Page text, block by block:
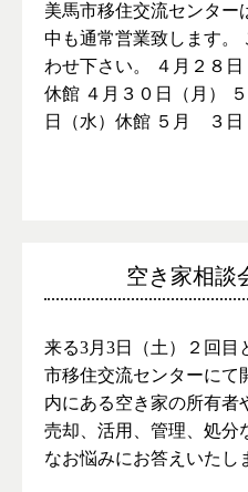
美馬市移住交流センター
中も通常営業致します。
わせ下さい。 ４月２８日
休館 ４月３０日（月）
日（水）休館 ５月 ３
空き家相談
来る3月3日（土）２回目
市移住交流センターにて
内にある空き家の所有者
売却、活用、管理、処分
なお悩みにお答えいた